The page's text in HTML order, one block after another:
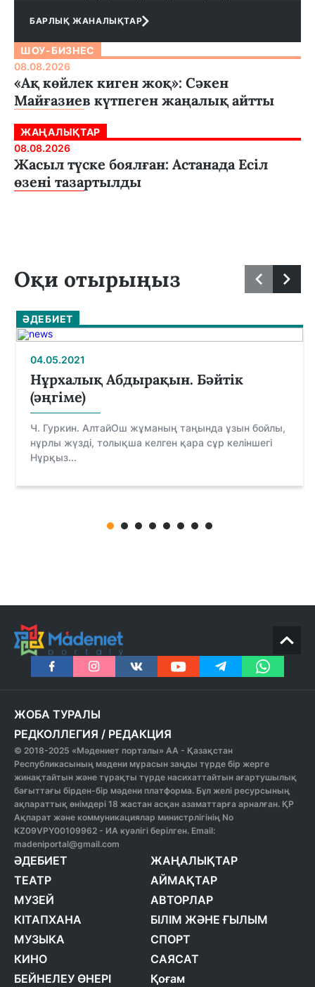
БАРЛЫҚ ЖАНАЛЫҚТАР
ШОУ-БИЗНЕС
08.08.2026
«Ақ көйлек киген жоқ»: Сәкен
Майғазиев күтпеген жаңалық айтты
ЖАҢАЛЫҚТАР
08.08.2026
Жасыл түске боялған: Астанада Есіл
өзені тазартылды
Оқи отырыңыз
ӘДЕБИЕТ
04.05.2021
Нұрхалық Абдырақын. Бәйтік
(әңгіме)
Ч. Гуркин. АлтайОш жұмaның тaңындa ұзын бойлы,
нұрлы жүзді, толықша келген қaрa сұр келіншегі
Нұрқыз...
ЖОБА ТУРАЛЫ
РЕДКОЛЛЕГИЯ / РЕДАКЦИЯ
© 2018-2025 «Мәдениет порталы» АА - Қазақстан
Республикасының мәдени мұрасын заңды түрде бір жерге
жинақтайтын және тұрақты түрде насихаттайтын ағартушылық
бағыттағы бірден-бір мәдени платформа. Бұл желі ресурсының
ақпараттық өнімдері 18 жастан асқан азаматтарға арналған. ҚР
Ақпарат және коммуникациялар министрлігінің No
KZ09VPY00109962 - ИА куәлігі берілген. Email:
madeniportal@gmail.com
ӘДЕБИЕТ
ТЕАТР
МУЗЕЙ
КІТАПХАНА
МУЗЫКА
КИНО
БЕЙНЕЛЕУ ӨНЕРІ
ЖАҢАЛЫҚТАР
АЙМАҚТАР
АВТОРЛАР
БІЛІМ ЖӘНЕ ҒЫЛЫМ
СПОРТ
САЯСАТ
Қоғам